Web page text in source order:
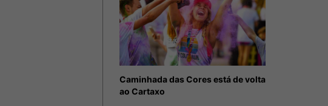
Caminhada das Cores está de volta
ao Cartaxo